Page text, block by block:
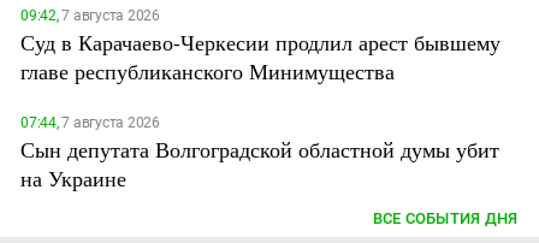
09:42,7 августа 2026
Суд в Карачаево-Черкесии продлил арест бывшему
главе республиканского Минимущества
07:44,7 августа 2026
Сын депутата Волгоградской областной думы убит
на Украине
ВСЕ СОБЫТИЯ ДНЯ